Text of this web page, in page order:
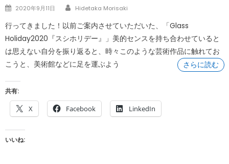
Posted
2020年9月11日 Author
Hidetaka Morisaki
行ってきました！以前ご案内させていただいた、「Glass
Holiday2020『スシホリデー』」美的センスを持ち合わせていると
は思えない自分を振り返ると、時々このような芸術作品に触れてお
こうと、美術館などに足を運ぶよう
さらに読む
共有:
X Facebook LinkedIn
いいね: